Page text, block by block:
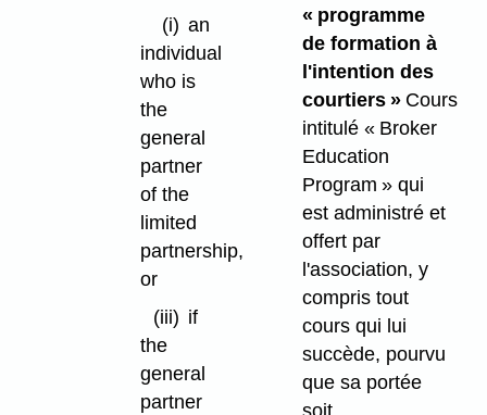
(i) an
individual
who is
the
general
partner
of the
limited
partnership,
or
(iii) if
the
general
partner
« programme
de formation à
l'intention des
courtiers »Cours
intitulé « Broker
Education
Program » qui
est administré et
offert par
l'association, y
compris tout
cours qui lui
succède, pourvu
que sa portée